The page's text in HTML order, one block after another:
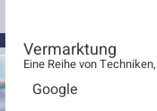
Vermarktung
Eine Reihe von
Google